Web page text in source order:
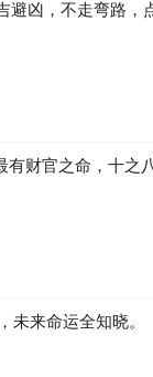
凶，不走弯路，
财官之命，十之
未来命运全知晓。